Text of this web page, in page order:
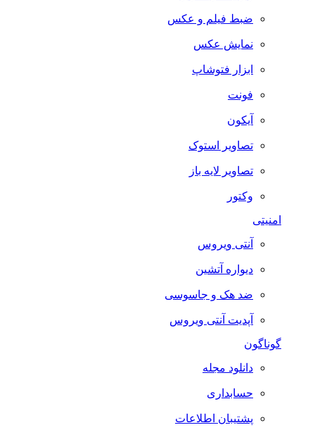
ضبط فيلم و عكس
نمایش عکس
ابزار فتوشاپ
فونت
آیکون
تصاویر استوک
تصاویر لایه باز
وکتور
امنیتی
آنتی ویروس
دیواره آتشین
ضد هک و جاسوسی
آپدیت آنتی ویروس
گوناگون
دانلود مجله
حسابداری
پشتیبان اطلاعات